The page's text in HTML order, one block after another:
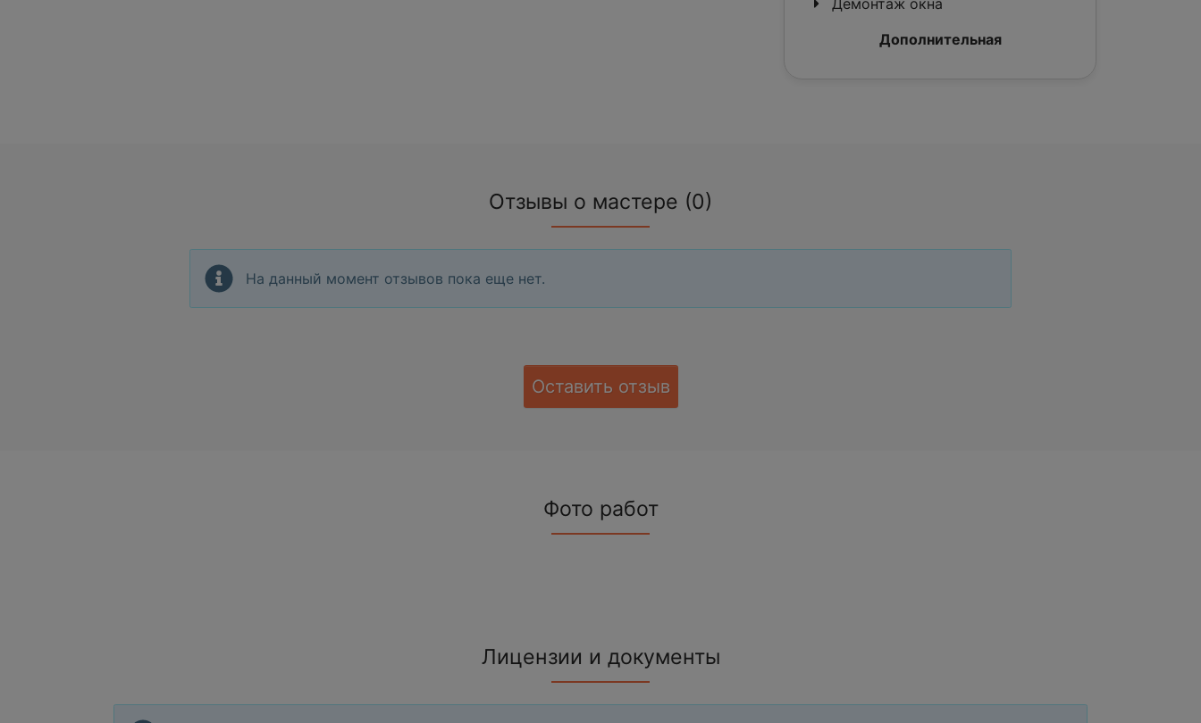
Дополнительная
Отзывы о мастере (0)
На данный момент отзывов пока еще нет.
Оставить отзыв
Фото работ
Лицензии и документы